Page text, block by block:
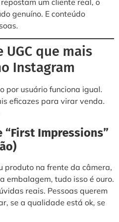
genuíno. E conteúdo
UGC que mais
Instagram
por usuário funciona igual.
eficazes para virar venda.
“First Impressions”
produto na frente da câmera,
embalagem, tudo isso é ouro.
reais. Pessoas querem
se a qualidade está ok, se